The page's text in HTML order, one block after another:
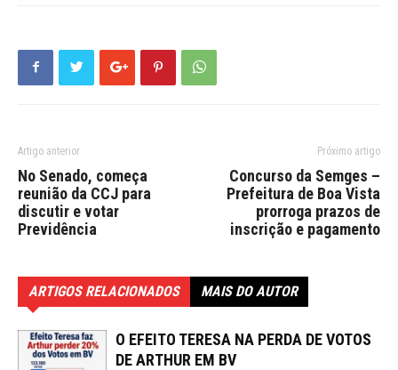
Artigo anterior
No Senado, começa
reunião da CCJ para
discutir e votar
Previdência
Próximo artigo
Concurso da Semges –
Prefeitura de Boa Vista
prorroga prazos de
inscrição e pagamento
ARTIGOS RELACIONADOS MAIS DO AUTOR
O EFEITO TERESA NA PERDA DE VOTOS
DE ARTHUR EM BV